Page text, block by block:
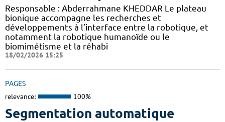
Responsable : Abderrahmane KHEDDAR Le plateau
bionique accompagne les recherches et
développements à l’interface entre la robotique, et
notamment la robotique humanoïde ou le
biomimétisme et la réhabi
18/02/2026 15:25
PAGES
relevance: 100%
Segmentation automatique